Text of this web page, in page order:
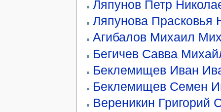
Ляпунов Петр
Ляпунова Прасковья
Агибалов Михаил
Бегичев Савва
Беклемищев Иван
Беклемищев Семен
Вереникин Григорий